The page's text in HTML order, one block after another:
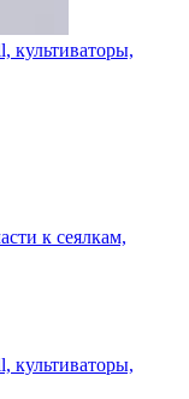
культиваторы,
к сеялкам,
культиваторы,